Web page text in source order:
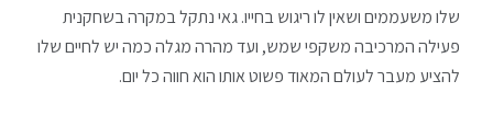
שלו משעממים ושאין לו ריגוש בחייו. גאי נתקל במקרה בשחקנית
פעילה המרכיבה משקפי שמש, ועד מהרה מגלה כמה יש לחיים שלו
להציע מעבר לעולם המאוד פשוט אותו הוא חווה כל יום.